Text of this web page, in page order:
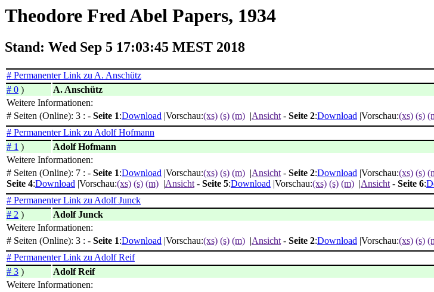
Theodore Fred Abel Papers, 1934
Stand: Wed Sep 5 17:03:45 MEST 2018
# Permanenter Link zu A. Anschütz
# 0 ) A. Anschütz
Weitere Informationen:
# Seiten (Online): 3 : - Seite 1:Download |Vorschau:(xs) (s) (m) |Ansicht - Seite 2:Download |Vorschau:(xs) (s)
# Permanenter Link zu Adolf Hofmann
# 1 ) Adolf Hofmann
Weitere Informationen:
# Seiten (Online): 7 : - Seite 1:Download |Vorschau:(xs) (s) (m) |Ansicht - Seite 2:Download |Vorschau:(xs) (s)
Seite 4:Download |Vorschau:(xs) (s) (m) |Ansicht - Seite 5:Download |Vorschau:(xs) (s) (m) |Ansicht - Seite 6:
# Permanenter Link zu Adolf Junck
# 2 ) Adolf Junck
Weitere Informationen:
# Seiten (Online): 3 : - Seite 1:Download |Vorschau:(xs) (s) (m) |Ansicht - Seite 2:Download |Vorschau:(xs) (s)
# Permanenter Link zu Adolf Reif
# 3 ) Adolf Reif
Weitere Informationen: